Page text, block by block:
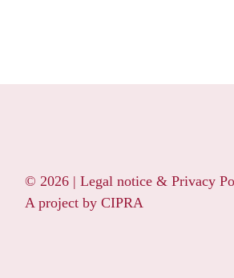
© 2026 |Legal notice & Privacy
A project byCIPRA